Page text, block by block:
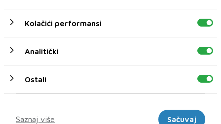
Coca-Cola povećala prihode i potvrdila godišnje
prognoze
punioničar proizvoda Coca-Cole, povećao j...
1 H 16 MIN
Kolačići performansi
Analitički
Ostali
Saznaj više
Sačuvaj